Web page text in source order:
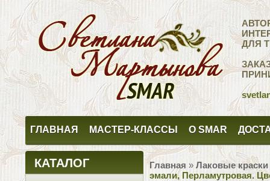
ДЛЯ
ГЛАВНАЯ МАСТЕР-КЛАССЫ О SMAR
КАТАЛОГ Главная » Лаковые
эмали, Перламутровая.